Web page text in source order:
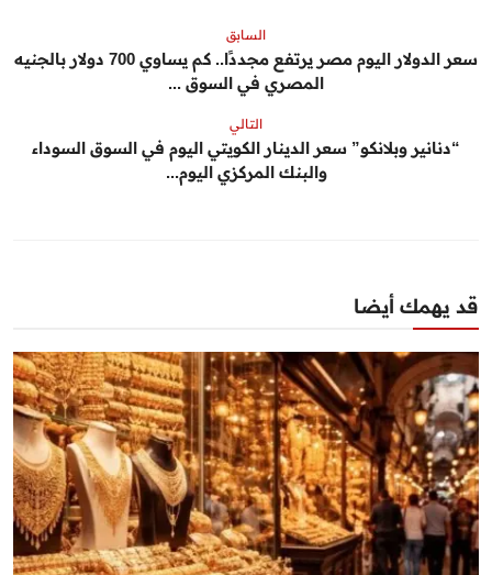
السابق
سعر الدولار اليوم مصر يرتفع مجددًا.. كم يساوي 700 دولار بالجنيه
المصري في السوق ...
التالي
“دنانير وبلانكو” سعر الدينار الكويتي اليوم في السوق السوداء
والبنك المركزي اليوم...
قد يهمك أيضا